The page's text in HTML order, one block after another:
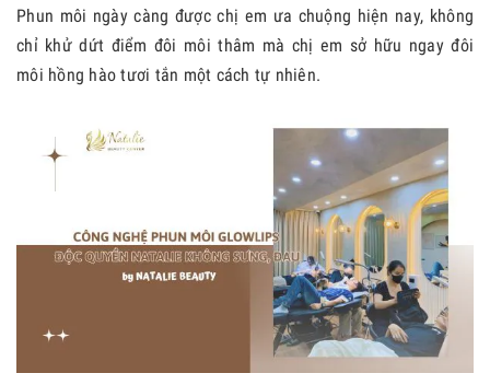
Phun môi ngày càng được chị em ưa chuộng hiện nay, không
chỉ khử dứt điểm đôi môi thâm mà chị em sở hữu ngay đôi
môi hồng hào tươi tắn một cách tự nhiên.